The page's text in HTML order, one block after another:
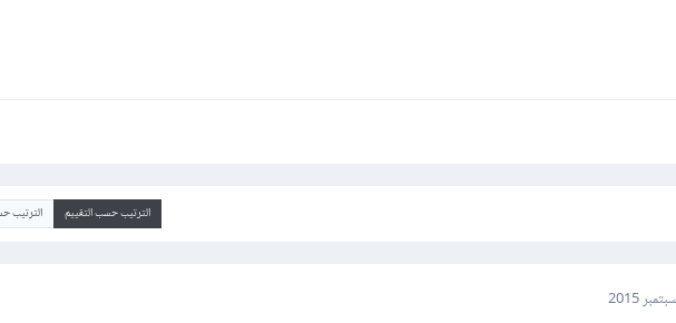
الترتيب حسب التقييم الترتيب